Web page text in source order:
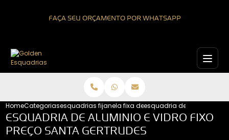
FAÇA SEU ORÇAMENTO POR WHATSAPP
HomeCategoriasesquadrias fixasjanela fixa de aluminioesquadria de aluminio e
ESQUADRIA DE ALUMINIO E VIDRO FIXO
PREÇO SANTA GERTRUDES